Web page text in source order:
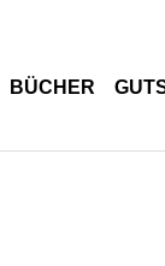
BÜCHER